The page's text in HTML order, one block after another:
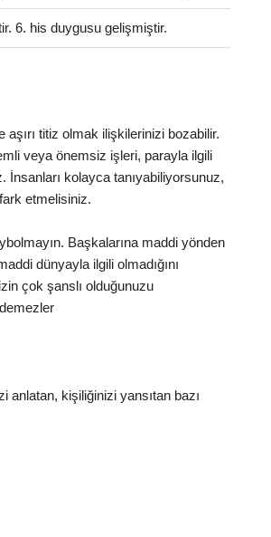
6. his duygusu gelişmiştir.
titiz olmak ilişkilerinizi bozabilir.
veya önemsiz işleri, parayla ilgili
İnsanları kolayca tanıyabiliyorsunuz,
etmelisiniz.
Başkalarına maddi yönden
dünyayla ilgili olmadığını
çok şanslı olduğunuzu
anlatan, kişiliğinizi yansıtan bazı